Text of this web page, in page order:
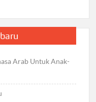
Arab Untuk Anak-